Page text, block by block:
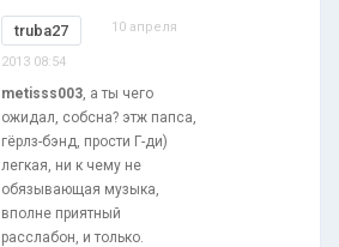
truba27 10 апреля
2013 08:54
metisss003, а ты чего
ожидал, собсна? этж папса,
гёрлз-бэнд, прости Г-ди)
легкая, ни к чему не
обязывающая музыка,
вполне приятный
расслабон, и только.